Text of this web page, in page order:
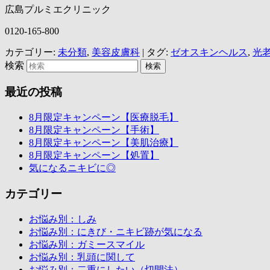
広島プルミエクリニック
0120-165-800
カテゴリー: 未分類, 美容皮膚科 | タグ: ゼオスキンヘルス, 光
検索
最近の投稿
8月限定キャンペーン【医療脱毛】
8月限定キャンペーン【手術】
8月限定キャンペーン【美肌治療】
8月限定キャンペーン【処置】
気になるニキビに◎
カテゴリー
お悩み別：しみ
お悩み別：にきび・ニキビ跡が気になる
お悩み別：ガミースマイル
お悩み別：乳頭に関して